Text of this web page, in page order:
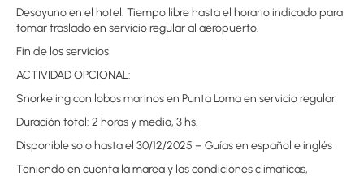
Desayuno en el hotel. Tiempo libre hasta el horario indicado para
tomar traslado en servicio regular al aeropuerto.
Fin de los servicios
ACTIVIDAD OPCIONAL:
Snorkeling con lobos marinos en Punta Loma en servicio regular
Duración total: 2 horas y media, 3 hs.
Disponible solo hasta el 30/12/2025 – Guías en español e inglés
Teniendo en cuenta la marea y las condiciones climáticas,